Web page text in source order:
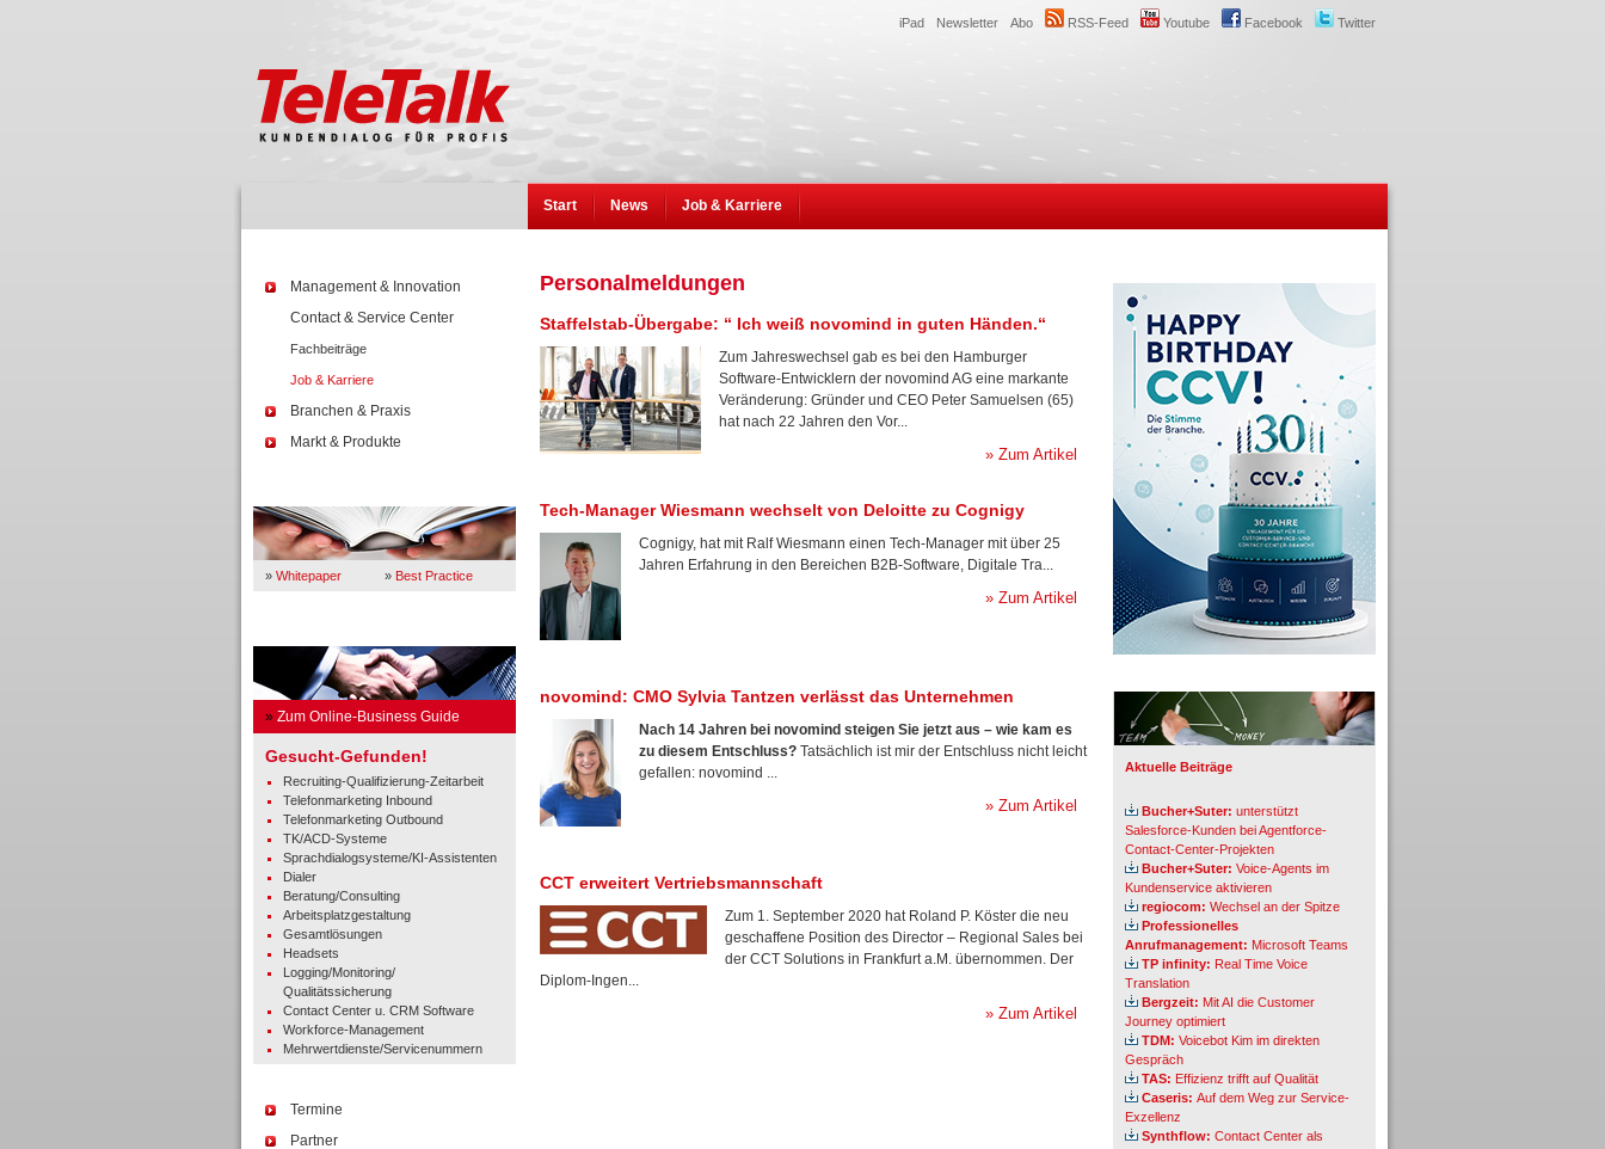
Twitter
Facebook
Youtube
RSS-Feed
Abo
Newsletter
iPad
Start News Job & Karriere
Management & Innovation
Contact & Service Center
Fachbeiträge
Job & Karriere
Branchen & Praxis
Markt & Produkte
» Whitepaper » Best Practice
» Zum Online-Business Guide
Gesucht-Gefunden!
Recruiting-Qualifizierung-Zeitarbeit
Telefonmarketing Inbound
Telefonmarketing Outbound
TK/ACD-Systeme
Sprachdialogsysteme/KI-Assistenten
Dialer
Beratung/Consulting
Arbeitsplatzgestaltung
Gesamtlösungen
Headsets
Logging/Monitoring/
Qualitätssicherung
Contact Center u. CRM Software
Workforce-Management
Mehrwertdienste/Servicenummern
Termine
Partner
Personalmeldungen
Staffelstab-Übergabe: “ Ich weiß novomind in guten Händen.“
Zum Jahreswechsel gab es bei den Hamburger
Software-Entwicklern der novomind AG eine markante
Veränderung: Gründer und CEO Peter Samuelsen (65)
hat nach 22 Jahren den Vor...
» Zum Artikel
Tech-Manager Wiesmann wechselt von Deloitte zu Cognigy
Cognigy, hat mit Ralf Wiesmann einen Tech-Manager mit über 25
Jahren Erfahrung in den Bereichen B2B-Software, Digitale Tra...
» Zum Artikel
novomind: CMO Sylvia Tantzen verlässt das Unternehmen
Nach 14 Jahren bei novomind steigen Sie jetzt aus – wie kam es
zu diesem Entschluss? Tatsächlich ist mir der Entschluss nicht leicht
gefallen: novomind ...
» Zum Artikel
CCT erweitert Vertriebsmannschaft
Zum 1. September 2020 hat Roland P. Köster die neu
geschaffene Position des Director – Regional Sales bei
der CCT Solutions in Frankfurt a.M. übernommen. Der
Diplom-Ingen...
» Zum Artikel
Aktuelle Beiträge
Bucher+Suter: unterstützt
Salesforce-Kunden bei Agentforce-
Contact-Center-Projekten
Bucher+Suter: Voice-Agents im
Kundenservice aktivieren
regiocom: Wechsel an der Spitze
Professionelles
Anrufmanagement: Microsoft Teams
TP infinity: Real Time Voice
Translation
Bergzeit: Mit AI die Customer
Journey optimiert
TDM: Voicebot Kim im direkten
Gespräch
TAS: Effizienz trifft auf Qualität
Caseris: Auf dem Weg zur Service-
Exzellenz
Synthflow: Contact Center als